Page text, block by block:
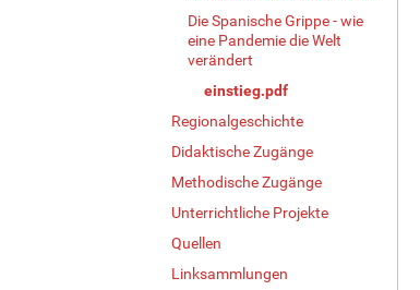
Die Spanische Grippe - wie
eine Pandemie die Welt
verändert
einstieg.pdf
Regionalgeschichte
Didaktische Zugänge
Methodische Zugänge
Unterrichtliche Projekte
Quellen
Linksammlungen